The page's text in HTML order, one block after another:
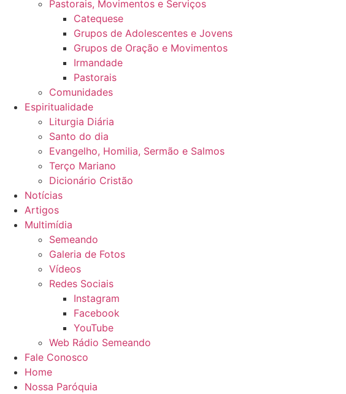
Pastorais, Movimentos e Serviços
Catequese
Grupos de Adolescentes e Jovens
Grupos de Oração e Movimentos
Irmandade
Pastorais
Comunidades
Espiritualidade
Liturgia Diária
Santo do dia
Evangelho, Homilia, Sermão e Salmos
Terço Mariano
Dicionário Cristão
Notícias
Artigos
Multimídia
Semeando
Galeria de Fotos
Vídeos
Redes Sociais
Instagram
Facebook
YouTube
Web Rádio Semeando
Fale Conosco
Home
Nossa Paróquia